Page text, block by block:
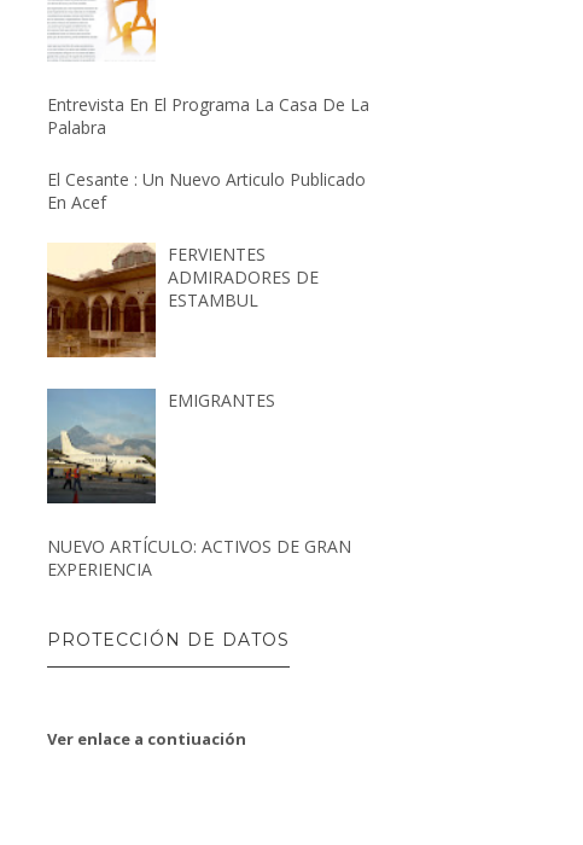
Entrevista En El Programa La Casa De La
Palabra
El Cesante : Un Nuevo Articulo Publicado
En Acef
FERVIENTES
ADMIRADORES DE
ESTAMBUL
EMIGRANTES
NUEVO ARTÍCULO: ACTIVOS DE GRAN
EXPERIENCIA
PROTECCIÓN DE DATOS
Ver enlace a contiuación